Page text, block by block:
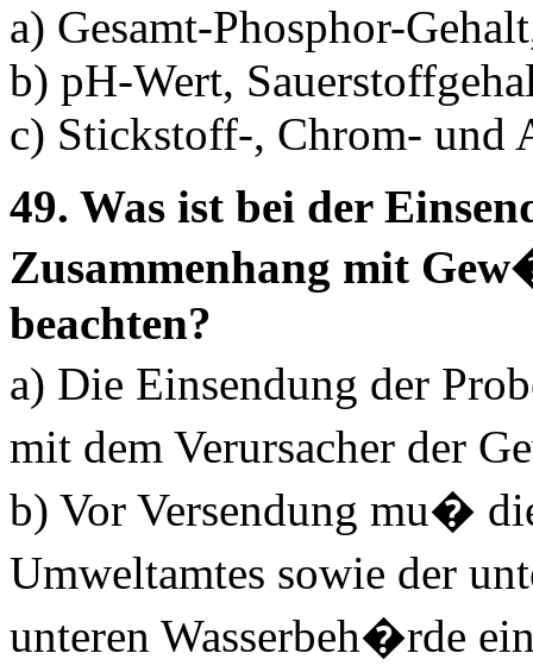
a) Gesamt-Phosphor-
b) pH-Wert,
c) Stickstoff-, Chrom- und
49. Was ist bei der
Zusammenhang mit
beachten?
a) Die Einsendung der
mit dem Verursacher der
b) Vor Versendung mu�
Umweltamtes sowie der
unteren Wasserbeh�rde